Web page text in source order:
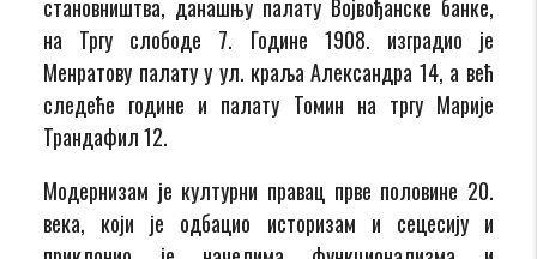
становништва, данашњу палату Војвођанске банке,
на Тргу слободе 7. Године 1908. изградио је
Менратову палату у ул. краља Александра 14, а већ
следеће године и палату Томин на тргу Марије
Трандафил 12.
Модернизам је културни правац прве половине 20.
века, који је одбацио историзам и сецесију и